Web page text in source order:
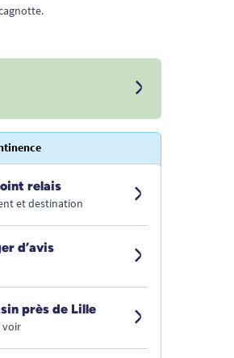
relais
et destination
d’avis
près de Lille
voir